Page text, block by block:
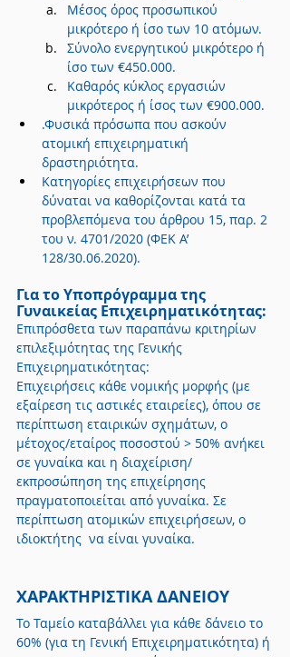
Μέσος όρος προσωπικού
μικρότερο ή ίσο των 10 ατόμων.
Σύνολο ενεργητικού μικρότερο ή
ίσο των €450.000.
Καθαρός κύκλος εργασιών
μικρότερος ή ίσος των €900.000.
.Φυσικά πρόσωπα που ασκούν
ατομική επιχειρηματική
δραστηριότητα.
Κατηγορίες επιχειρήσεων που
δύναται να καθορίζονται κατά τα
προβλεπόμενα του άρθρου 15, παρ. 2
του ν. 4701/2020 (ΦΕΚ Α’
128/30.06.2020).
Για το Υποπρόγραμμα της
Γυναικείας Επιχειρηματικότητας:
Επιπρόσθετα των παραπάνω κριτηρίων
επιλεξιμότητας της Γενικής
Επιχειρηματικότητας:
Επιχειρήσεις κάθε νομικής μορφής (με
εξαίρεση τις αστικές εταιρείες), όπου σε
περίπτωση εταιρικών σχημάτων, ο
μέτοχος/εταίρος ποσοστού > 50% ανήκει
σε γυναίκα και η διαχείριση/
εκπροσώπηση της επιχείρησης
πραγματοποιείται από γυναίκα. Σε
περίπτωση ατομικών επιχειρήσεων, ο
ιδιοκτήτης  να είναι γυναίκα.
ΧΑΡΑΚΤΗΡΙΣΤΙΚΑ ΔΑΝΕΙΟΥ
Το Ταμείο καταβάλλει για κάθε δάνειο το
60% (για τη Γενική Επιχειρηματικότητα) ή